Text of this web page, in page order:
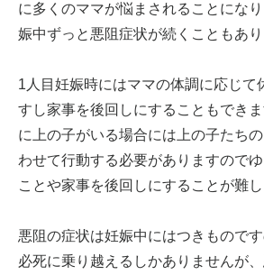
に多くのママが悩まされることにな
娠中ずっと悪阻症状が続くこともあり
1人目妊娠時にはママの体調に応じて
すし家事を後回しにすることもでき
に上の子がいる場合には上の子たち
わせて行動する必要がありますので
ことや家事を後回しにすることが難し
悪阻の症状は妊娠中にはつきもので
必死に乗り越えるしかありませんが